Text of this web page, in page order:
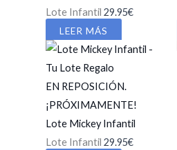
Lote Infantil29.95€
LEER MÁS
EN REPOSICIÓN.
¡PRÓXIMAMENTE!
Lote Mickey Infantil
Lote Infantil29.95€